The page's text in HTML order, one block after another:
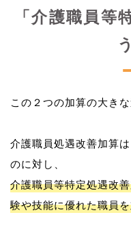
「介護職員等
この２つの加算の大き
介護職員処遇改善加算
介護職員等特定処遇改
験や技能に優れた職員